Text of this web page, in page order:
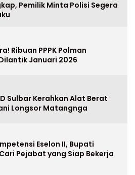
Pemilik Minta Polisi Segera
Ribuan PPPK Polman
Januari 2026
Sulbar Kerahkan Alat Berat
Longsor Matangnga
Eselon II, Bupati
Pejabat yang Siap Bekerja